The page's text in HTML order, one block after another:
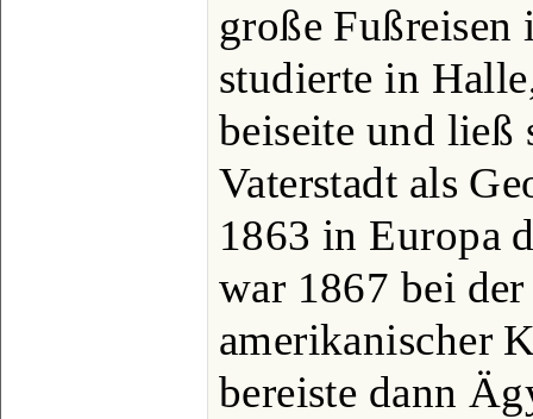
große Fußreisen
studierte in
beiseite und ließ
Vaterstadt als
1863 in Europa
war 1867 bei
amerikanischer
bereiste dann